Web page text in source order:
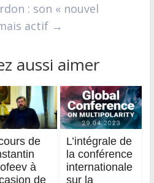
: son « nouvel
actif →
aussi aimer
de
à
de
L’intégrale de
la conférence
internationale
sur la